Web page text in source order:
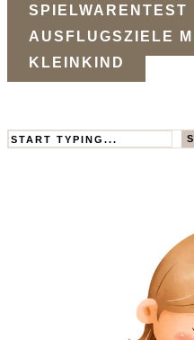
SPIELWARENTEST
AUSFLUGSZIELE
KLEINKIND
Search